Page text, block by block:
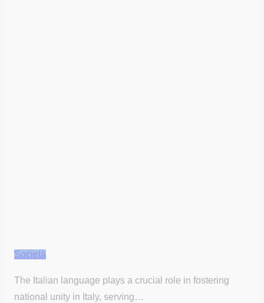
Società
The Italian language plays a crucial role in fostering
national unity in Italy, serving…